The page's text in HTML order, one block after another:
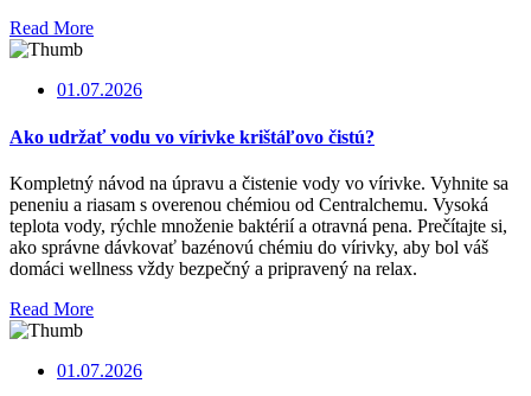
Read More
01.07.2026
Ako udržať vodu vo vírivke krištáľovo čistú?
Kompletný návod na úpravu a čistenie vody vo vírivke. Vyhnite sa
peneniu a riasam s overenou chémiou od Centralchemu. Vysoká
teplota vody, rýchle množenie baktérií a otravná pena. Prečítajte si,
ako správne dávkovať bazénovú chémiu do vírivky, aby bol váš
domáci wellness vždy bezpečný a pripravený na relax.
Read More
01.07.2026